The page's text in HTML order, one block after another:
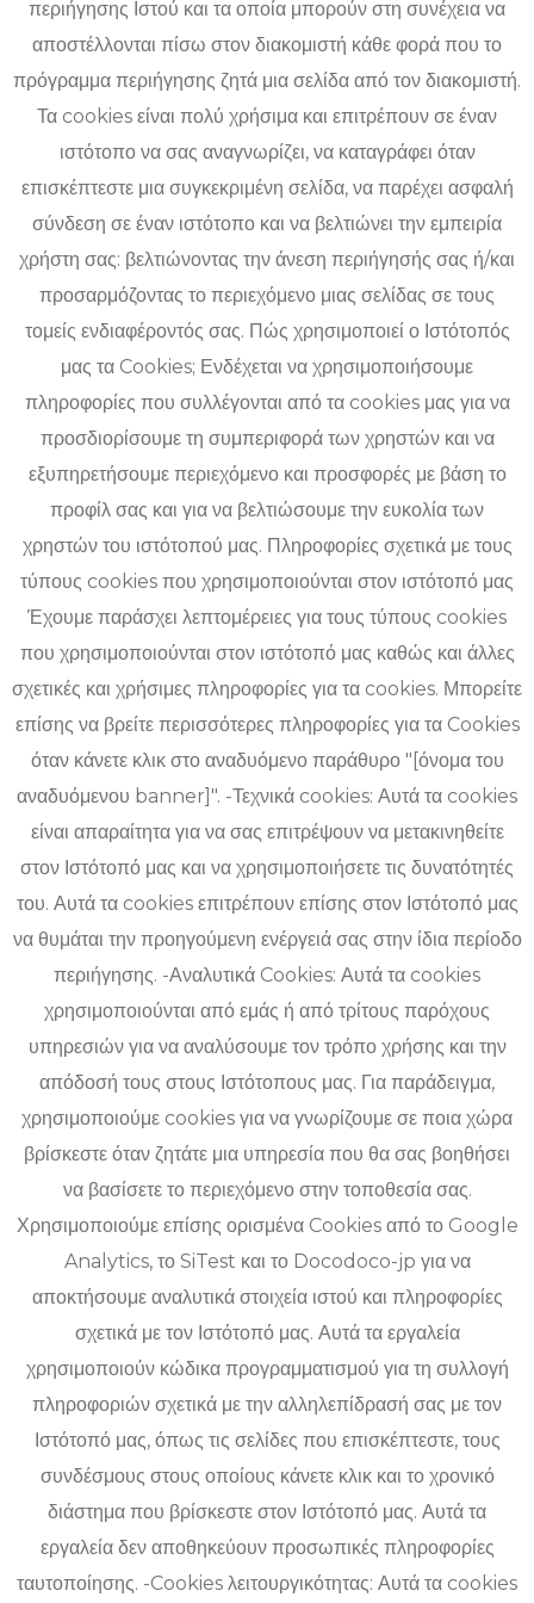
περιήγησης Ιστού και τα οποία μπορούν στη συνέχεια να
αποστέλλονται πίσω στον διακομιστή κάθε φορά που το
πρόγραμμα περιήγησης ζητά μια σελίδα από τον διακομιστή.
Τα cookies είναι πολύ χρήσιμα και επιτρέπουν σε έναν
ιστότοπο να σας αναγνωρίζει, να καταγράφει όταν
επισκέπτεστε μια συγκεκριμένη σελίδα, να παρέχει ασφαλή
σύνδεση σε έναν ιστότοπο και να βελτιώνει την εμπειρία
χρήστη σας: βελτιώνοντας την άνεση περιήγησής σας ή/και
προσαρμόζοντας το περιεχόμενο μιας σελίδας σε τους
τομείς ενδιαφέροντός σας. Πώς χρησιμοποιεί ο Ιστότοπός
μας τα Cookies; Ενδέχεται να χρησιμοποιήσουμε
πληροφορίες που συλλέγονται από τα cookies μας για να
προσδιορίσουμε τη συμπεριφορά των χρηστών και να
εξυπηρετήσουμε περιεχόμενο και προσφορές με βάση το
προφίλ σας και για να βελτιώσουμε την ευκολία των
χρηστών του ιστότοπού μας. Πληροφορίες σχετικά με τους
τύπους cookies που χρησιμοποιούνται στον ιστότοπό μας
Έχουμε παράσχει λεπτομέρειες για τους τύπους cookies
που χρησιμοποιούνται στον ιστότοπό μας καθώς και άλλες
σχετικές και χρήσιμες πληροφορίες για τα cookies. Μπορείτε
επίσης να βρείτε περισσότερες πληροφορίες για τα Cookies
όταν κάνετε κλικ στο αναδυόμενο παράθυρο "[όνομα του
αναδυόμενου banner]". -Τεχνικά cookies: Αυτά τα cookies
είναι απαραίτητα για να σας επιτρέψουν να μετακινηθείτε
στον Ιστότοπό μας και να χρησιμοποιήσετε τις δυνατότητές
του. Αυτά τα cookies επιτρέπουν επίσης στον Ιστότοπό μας
να θυμάται την προηγούμενη ενέργειά σας στην ίδια περίοδο
περιήγησης. -Αναλυτικά Cookies: Αυτά τα cookies
χρησιμοποιούνται από εμάς ή από τρίτους παρόχους
υπηρεσιών για να αναλύσουμε τον τρόπο χρήσης και την
απόδοσή τους στους Ιστότοπους μας. Για παράδειγμα,
χρησιμοποιούμε cookies για να γνωρίζουμε σε ποια χώρα
βρίσκεστε όταν ζητάτε μια υπηρεσία που θα σας βοηθήσει
να βασίσετε το περιεχόμενο στην τοποθεσία σας.
Χρησιμοποιούμε επίσης ορισμένα Cookies από το Google
Analytics, το SiTest και το Docodoco-jp για να
αποκτήσουμε αναλυτικά στοιχεία ιστού και πληροφορίες
σχετικά με τον Ιστότοπό μας. Αυτά τα εργαλεία
χρησιμοποιούν κώδικα προγραμματισμού για τη συλλογή
πληροφοριών σχετικά με την αλληλεπίδρασή σας με τον
Ιστότοπό μας, όπως τις σελίδες που επισκέπτεστε, τους
συνδέσμους στους οποίους κάνετε κλικ και το χρονικό
διάστημα που βρίσκεστε στον Ιστότοπό μας. Αυτά τα
εργαλεία δεν αποθηκεύουν προσωπικές πληροφορίες
ταυτοποίησης. -Cookies λειτουργικότητας: Αυτά τα cookies